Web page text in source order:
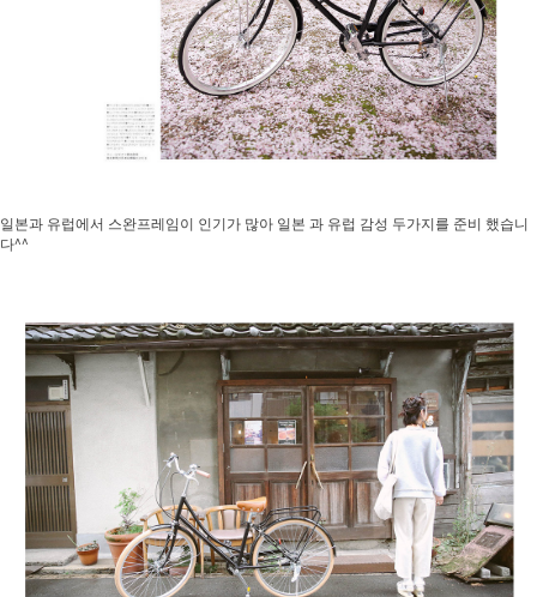
일본과 유럽에서 스완프레임이 인기가 많아 일본 과 유럽 감성 두가지를 준비 했습니
다^^